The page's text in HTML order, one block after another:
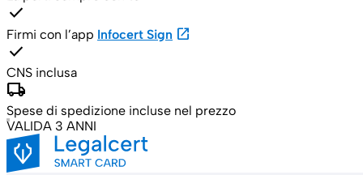
check
Firmi con l’app Infocert Sign open_in_new
check
CNS inclusa
local_shipping
Spese di spedizione incluse nel prezzo
VALIDA 3 ANNI